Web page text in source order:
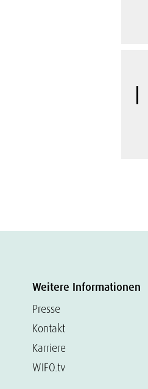
Weitere Informationen
Presse
Kontakt
Karriere
WIFO.tv